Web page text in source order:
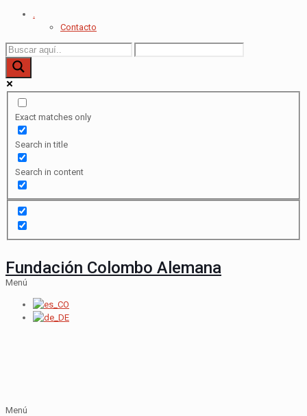
.
Contacto
Exact matches only
Search in title
Search in content
Fundación Colombo Alemana
Menú
Menú